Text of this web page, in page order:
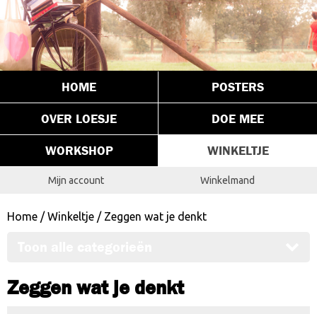
HOME POSTERS
OVER LOESJE DOE MEE
WORKSHOP WINKELTJE
Mijn account Winkelmand
Home /Winkeltje / Zeggen wat je denkt
Zeggen wat je denkt